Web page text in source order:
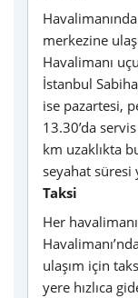
merkezine
Havalimanı
İstanbul
ise pazartesi,
13.30’da
km uzaklıkta
seyahat süresi
Taksi
Her
ulaşım için
yere hızlıca